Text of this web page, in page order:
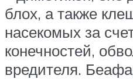
блох, а также
насекомых за
конечностей,
вредителя.